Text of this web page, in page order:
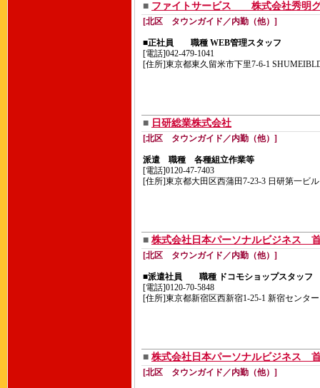
■ ファイトサービス 株式会社秀明
[北区 タウンガイド／内勤（他）]
■正社員 職種 WEB管理スタッフ
[電話]042-479-1041
[住所]東京都東久留米市下里7-6-1
■ 日研総業株式会社
[北区 タウンガイド／内勤（他）]
派遣 職種 各種組立作業等
[電話]0120-47-7403
[住所]東京都大田区西蒲田7-23-3 日研第一ビル
■ 株式会社日本パーソナルビジネス
[北区 タウンガイド／内勤（他）]
■派遣社員 職種 ドコモショップスタッフ
[電話]0120-70-5848
[住所]東京都新宿区西新宿1-25-1 新宿センタ
■ 株式会社日本パーソナルビジネス
[北区 タウンガイド／内勤（他）]